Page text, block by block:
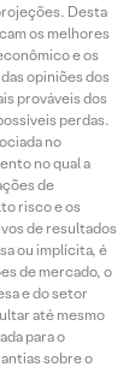
Desta
os melhores
e os
opiniões dos
prováveis dos
perdas.
no
no qual a
de
risco e os
de resultados
ou implícita, é
de mercado, o
e do setor
até mesmo
para o
sobre o